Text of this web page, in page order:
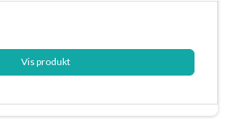
Vis produkt